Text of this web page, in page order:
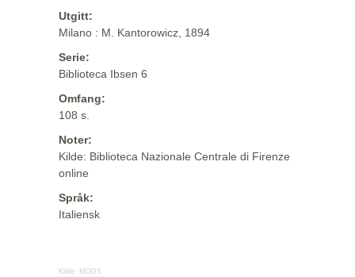
Utgitt:
Milano : M. Kantorowicz, 1894
Serie:
Biblioteca Ibsen 6
Omfang:
108 s.
Noter:
Kilde: Biblioteca Nazionale Centrale di Firenze
online
Språk:
Italiensk
Kilde: MODS